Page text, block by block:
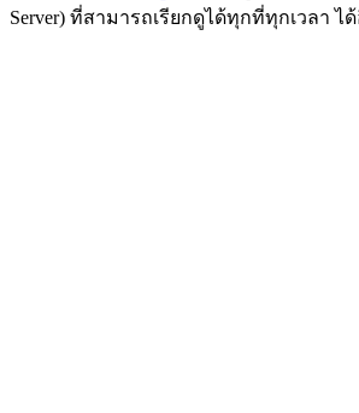
Server) ที่สามารถเรียกดูได้ทุกที่ทุกเวลา ไ